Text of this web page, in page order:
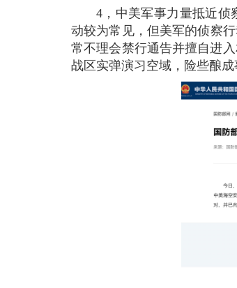
4，中美军事力量抵近侦
动较为常见，但美军的侦察
常不理会禁行通告并擅自进
战区实弹演习空域，险些酿成